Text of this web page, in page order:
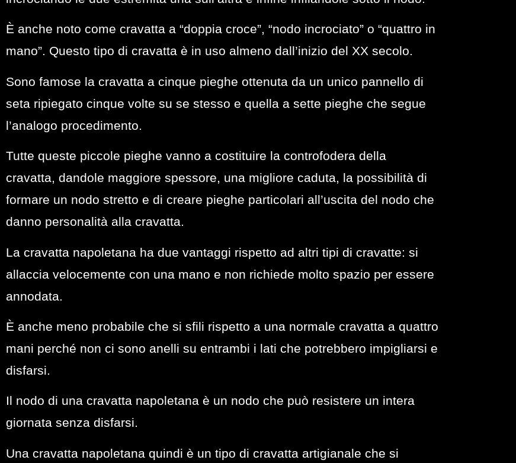
È anche noto come cravatta a “doppia croce”, “nodo incrociato” o “quattro in
mano”. Questo tipo di cravatta è in uso almeno dall’inizio del XX secolo.
Sono famose la cravatta a cinque pieghe ottenuta da un unico pannello di
seta ripiegato cinque volte su se stesso e quella a sette pieghe che segue
l’analogo procedimento.
Tutte queste piccole pieghe vanno a costituire la controfodera della
cravatta, dandole maggiore spessore, una migliore caduta, la possibilità di
formare un nodo stretto e di creare pieghe particolari all’uscita del nodo che
danno personalità alla cravatta.
La cravatta napoletana ha due vantaggi rispetto ad altri tipi di cravatte: si
allaccia velocemente con una mano e non richiede molto spazio per essere
annodata.
È anche meno probabile che si sfili rispetto a una normale cravatta a quattro
mani perché non ci sono anelli su entrambi i lati che potrebbero impigliarsi e
disfarsi.
Il nodo di una cravatta napoletana è un nodo che può resistere un intera
giornata senza disfarsi.
Una cravatta napoletana quindi è un tipo di cravatta artigianale che si